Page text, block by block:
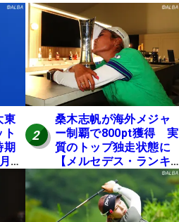
東
期
に
2
桑木志帆が海外メジャ
ー制覇で800pt獲得 実
質のトップ独走状態に
【メルセデス・ランキ
ング番外編】